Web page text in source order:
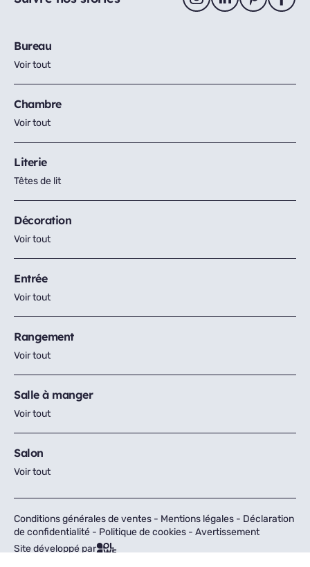
Bureau
Voir tout
Chambre
Voir tout
Literie
Têtes de lit
Décoration
Voir tout
Entrée
Voir tout
Rangement
Voir tout
Salle à manger
Voir tout
Salon
Voir tout
Conditions générales de ventes - Mentions légales - Déclaration
de confidentialité - Politique de cookies - Avertissement
Site développé par